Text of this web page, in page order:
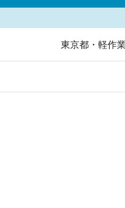
東京都・軽作